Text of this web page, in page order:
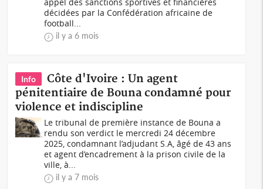
décidées par la Confédération africaine de
football...
il y a 6 mois
Info
Côte d'Ivoire : Un agent
pénitentiaire de Bouna condamné pour
violence et indiscipline
Le tribunal de première instance de Bouna a
rendu son verdict le mercredi 24 décembre
2025, condamnant l’adjudant S.A, âgé de 43 ans
et agent d’encadrement à la prison civile de la
ville, à...
il y a 7 mois